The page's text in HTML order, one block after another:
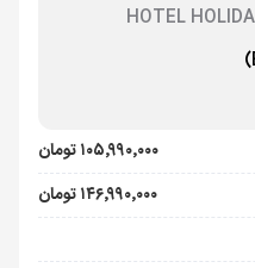
HOTEL
۱۰۵٬۹۹۰٬۰۰۰ تومان
۱۴۶٬۹۹۰٬۰۰۰ تومان